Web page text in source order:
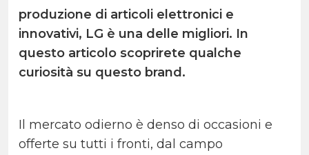
produzione di articoli elettronici e
innovativi, LG è una delle migliori. In
questo articolo scoprirete qualche
curiosità su questo brand.
Il mercato odierno è denso di occasioni e
offerte su tutti i fronti, dal campo